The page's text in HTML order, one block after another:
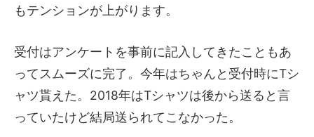
もテンションが上がります。
受付はアンケートを事前に記入してきたこともあ
ってスムーズに完了。今年はちゃんと受付時にTシ
ャツ貰えた。2018年はTシャツは後から送ると言
っていたけど結局送られてこなかった。